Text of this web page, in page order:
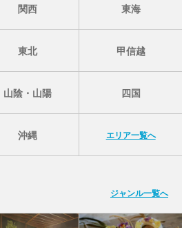
関西 東海
東北 甲信越
山陰・山陽 四国
沖縄 エリア一覧へ
ジャンル一覧へ